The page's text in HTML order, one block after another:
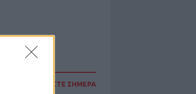
ΔΙΑΒΑΣΤΕ ΣΗΜΕΡΑ